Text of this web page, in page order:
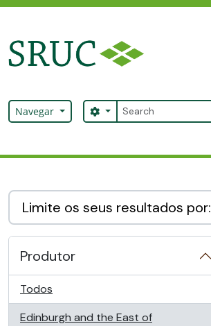
Navegar Pesquisar
Search options
Limite os seus resultados por:
Produtor
Todos
Edinburgh and the East of